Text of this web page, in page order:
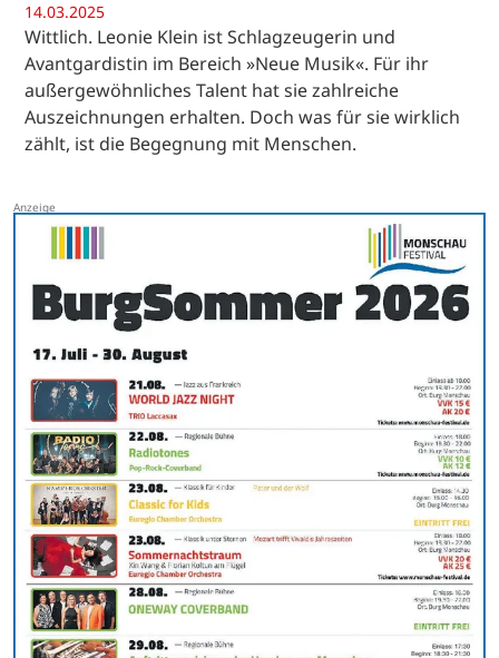
14.03.2025
Wittlich. Leonie Klein ist Schlagzeugerin und
Avantgardistin im Bereich »Neue Musik«. Für ihr
außergewöhnliches Talent hat sie zahlreiche
Auszeichnungen erhalten. Doch was für sie wirklich
zählt, ist die Begegnung mit Menschen.